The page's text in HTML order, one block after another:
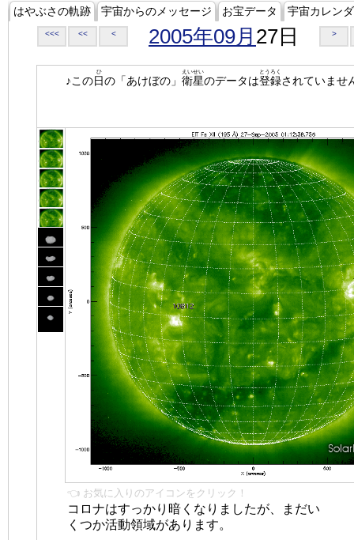
はやぶさの軌跡 宇宙からのメッセージ お宝データ 宇宙カレン
<<< << < 2005年09月 27日 >
♪この日
ひ
の「あけぼの」 衛星
えいせい
のデータは登録
とうろく
されていませ
👈 お気に入りのアイコンをクリック！
コロナはすっかり暗くなりましたが、まだい
くつか活動領域があります。